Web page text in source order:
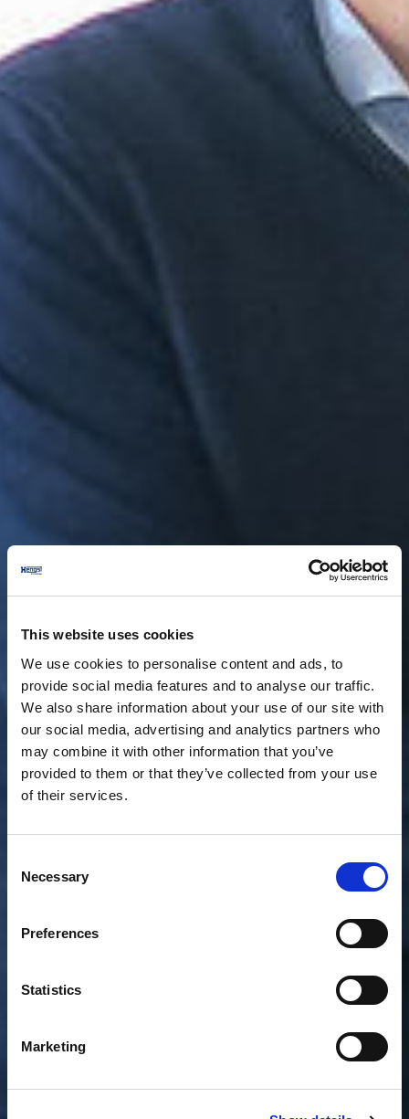
This website uses cookies
We use cookies to personalise content and ads, to
provide social media features and to analyse our traffic.
We also share information about your use of our site with
our social media, advertising and analytics partners who
may combine it with other information that you’ve
provided to them or that they’ve collected from your use
of their services.
Selection
Necessary
Preferences
Statistics
Marketing